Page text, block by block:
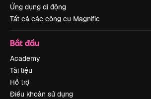
Ứng dụng di động
Tất cả các công cụ Magnific
Bắt đầu
Academy
Tài liệu
Hỗ trợ
Điều khoản sử dụng